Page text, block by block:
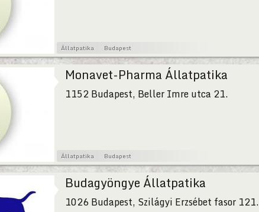
Állatpatika Budapest
Monavet-Pharma Állatpatika
1152 Budapest, Beller Imre utca 21.
Állatpatika Budapest
Budagyöngye Állatpatika
1026 Budapest, Szilágyi Erzsébet fasor 121.